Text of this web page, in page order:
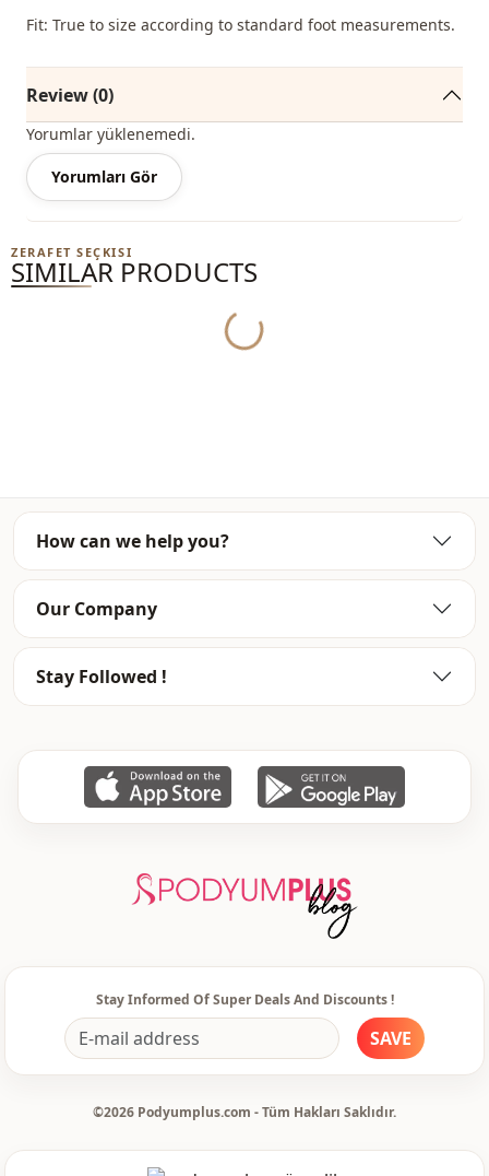
Fit: True to size according to standard foot measurements.
Review (0)
Yorumlar yüklenemedi.
Yorumları Gör
ZERAFET SEÇKISI
SIMILAR PRODUCTS
Yukleniyor...
How can we help you?
Our Company
Stay Followed !
Stay Informed Of Super Deals And Discounts !
SAVE
©2026 Podyumplus.com - Tüm Hakları Saklıdır.